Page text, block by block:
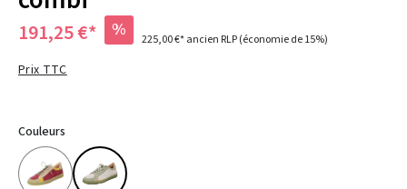
191,25 €* % 225,00 €*ancien RLP(économie de 15%)
Prix TTC
Couleurs